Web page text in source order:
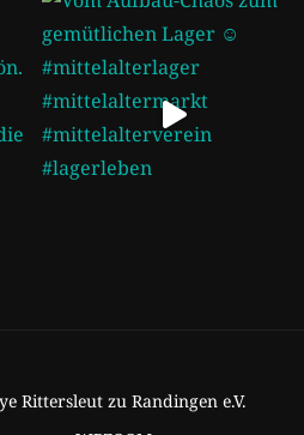
Rittersleut zu Randingen e.V.